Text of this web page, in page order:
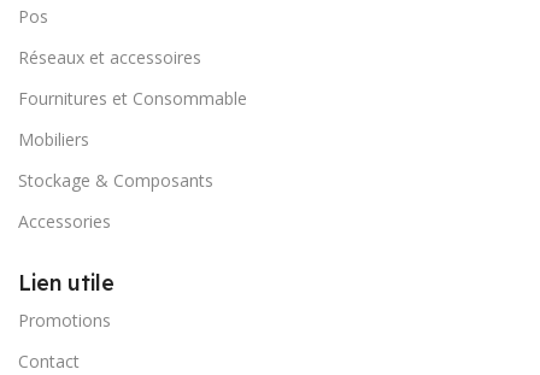
Pos
Réseaux et accessoires
Fournitures et Consommable
Mobiliers
Stockage & Composants
Accessories
Lien utile
Promotions
Contact